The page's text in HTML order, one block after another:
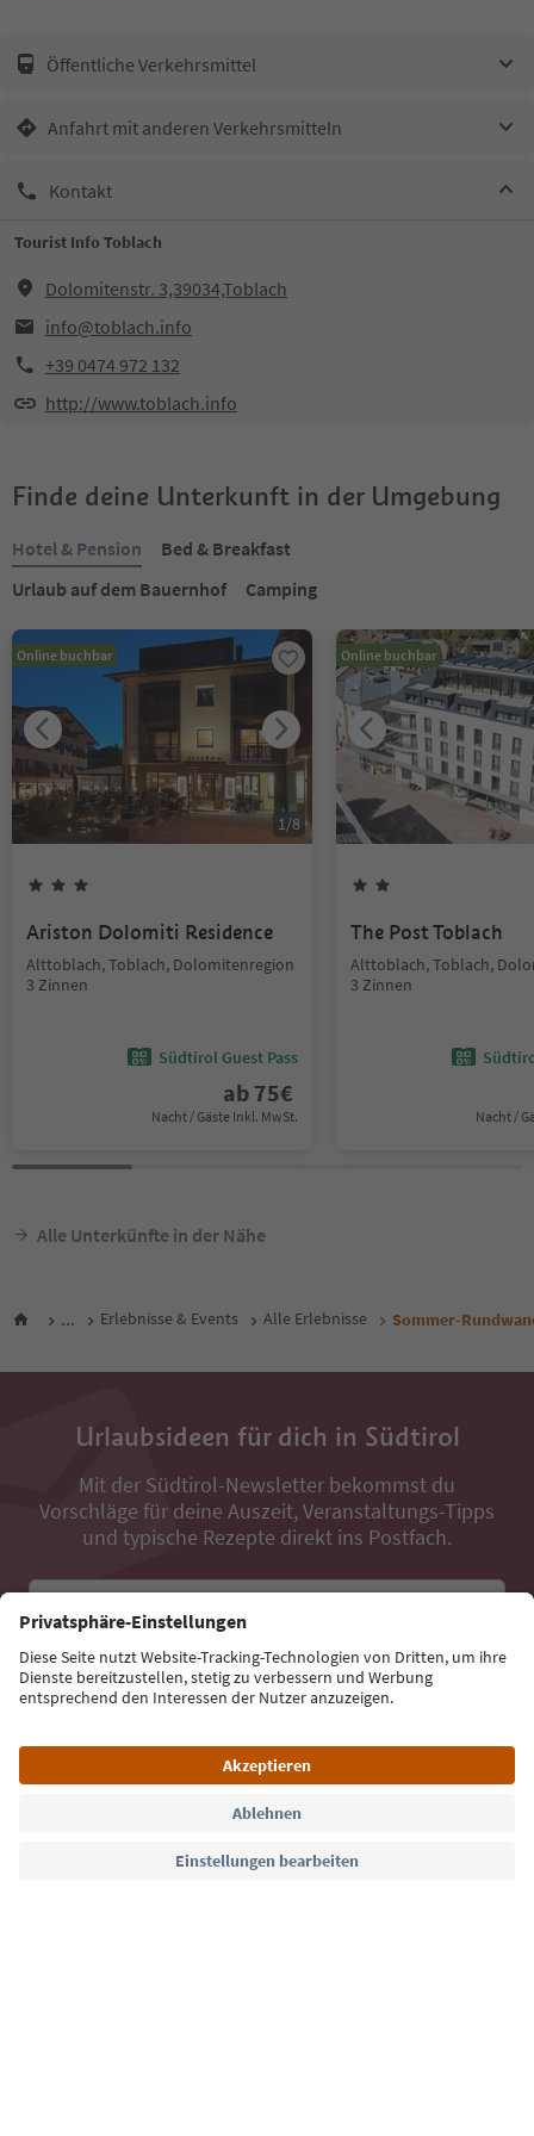
Öffentliche Verkehrsmittel
Anfahrt mit anderen Verkehrsmitteln
Kontakt
Tourist Info Toblach
Dolomitenstr. 3,39034,Toblach
info@toblach.info
+39 0474 972 132
http://www.toblach.info
Finde deine Unterkunft in der Umgebung
Hotel & Pension
Bed & Breakfast
Urlaub auf dem Bauernhof
Camping
Online buchbar
1/8
Ariston Dolomiti Residence
Alttoblach, Toblach, Dolomitenregion
3 Zinnen
Südtirol Guest Pass
ab 75€
Nacht / Gäste Inkl. MwSt.
Online buchbar
The Post Toblach
Alttoblach, Toblach,
3 Zinnen
Nacht /
Alle Unterkünfte in der Nähe
... Erlebnisse & Events Alle Erlebnisse Sommer-
Urlaubsideen für dich in Südtirol
Mit der Südtirol-Newsletter bekommst du
Vorschläge für deine Auszeit, Veranstaltungs-Tipps
und typische Rezepte direkt ins Postfach.
Jetzt anmelden